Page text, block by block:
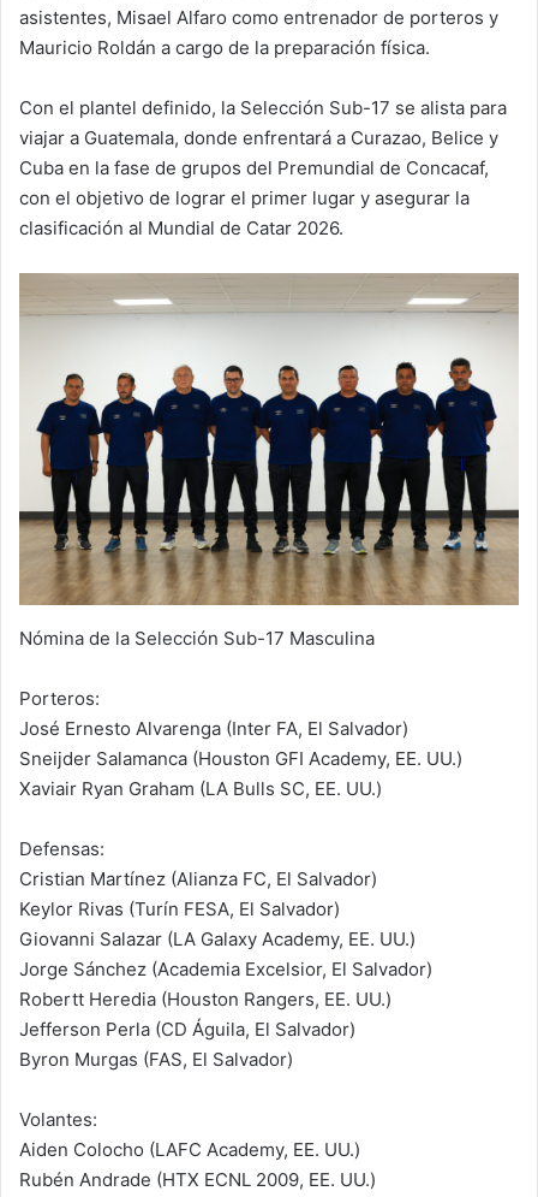
asistentes, Misael Alfaro como entrenador de porteros y
Mauricio Roldán a cargo de la preparación física.
Con el plantel definido, la Selección Sub-17 se alista para
viajar a Guatemala, donde enfrentará a Curazao, Belice y
Cuba en la fase de grupos del Premundial de Concacaf,
con el objetivo de lograr el primer lugar y asegurar la
clasificación al Mundial de Catar 2026.
Nómina de la Selección Sub-17 Masculina
Porteros:
José Ernesto Alvarenga (Inter FA, El Salvador)
Sneijder Salamanca (Houston GFI Academy, EE. UU.)
Xaviair Ryan Graham (LA Bulls SC, EE. UU.)
Defensas:
Cristian Martínez (Alianza FC, El Salvador)
Keylor Rivas (Turín FESA, El Salvador)
Giovanni Salazar (LA Galaxy Academy, EE. UU.)
Jorge Sánchez (Academia Excelsior, El Salvador)
Robertt Heredia (Houston Rangers, EE. UU.)
Jefferson Perla (CD Águila, El Salvador)
Byron Murgas (FAS, El Salvador)
Volantes:
Aiden Colocho (LAFC Academy, EE. UU.)
Rubén Andrade (HTX ECNL 2009, EE. UU.)